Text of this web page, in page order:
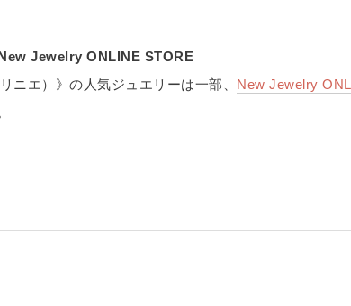
Jewelry ONLINE STORE
リニエ）》の人気ジュエリーは一部、 New Jewelry